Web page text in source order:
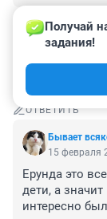
ОТВЕТИТЬ
Гость
ОТВЕТИТЬ
Бывает
Получай
задания!
15 февраля
Ерунда это
дети, а
интересно